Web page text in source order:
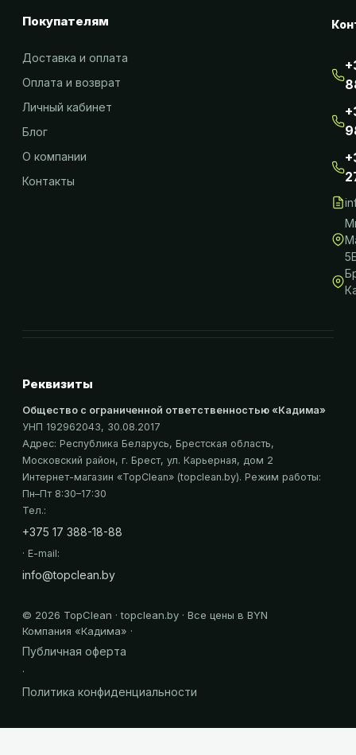
Покупателям
Доставка и оплата
Оплата и возврат
Личный кабинет
Блог
О компании
Контакты
Реквизиты
Общество с ограниченной ответственностью «Кадима»
УНП 192962043, 30.08.2017
Адрес: Республика Беларусь, Брестская область,
Московский район, г. Брест, ул. Карьерная, дом 2
Интернет-магазин «TopClean» (topclean.by). Режим работы:
Пн–Пт 8:30–17:30
Тел.:
+375 17 388-18-88
· E-mail:
info@topclean.by
© 2026 TopClean · topclean.by · Все цены в BYN
Компания «Кадима» ·
Публичная оферта
·
Политика конфиденциальности